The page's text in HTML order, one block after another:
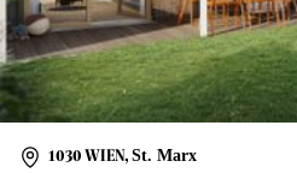
1030 WIEN, St. Marx